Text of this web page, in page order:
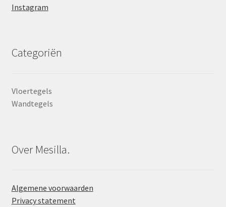
Instagram
Categoriën
Vloertegels
Wandtegels
Over Mesilla.
Algemene voorwaarden
Privacy statement